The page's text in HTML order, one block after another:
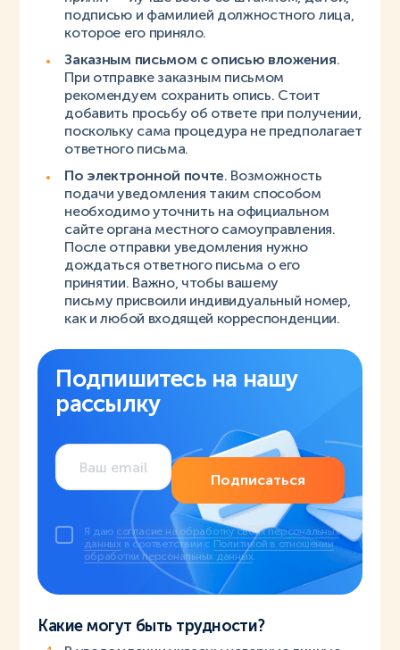
подписью и фамилией должностного лица,
которое его приняло.
Заказным письмом с описью вложения.
При отправке заказным письмом
рекомендуем сохранить опись. Стоит
добавить просьбу об ответе при получении,
поскольку сама процедура не предполагает
ответного письма.
По электронной почте. Возможность
подачи уведомления таким способом
необходимо уточнить на официальном
сайте органа местного самоуправления.
После отправки уведомления нужно
дождаться ответного письма о его
принятии. Важно, чтобы вашему
письму присвоили индивидуальный номер,
как и любой входящей корреспонденции.
Подпишитесь на нашу
рассылку
Подписаться
Я даю согласие на обработку своих персональных
данных в соответствии с Политикой в отношении
обработки персональных данных.
Какие могут быть трудности?